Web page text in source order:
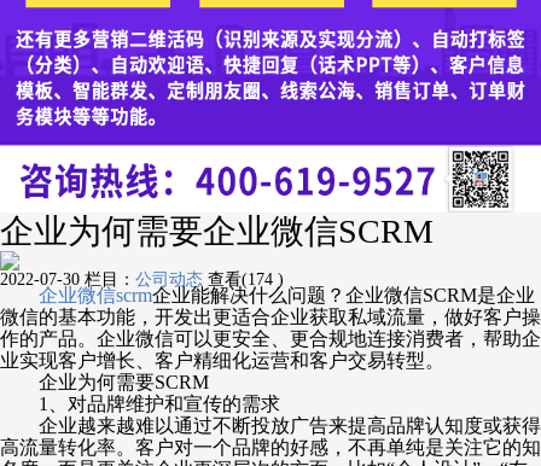
企业为何需要企业微信SCRM
2022-07-30 栏目： 公司动态 查看(174 )
企业微信scrm企业能解决什么问题？企业微信SCRM是企业
微信的基本功能，开发出更适合企业获取私域流量，做好客户操
作的产品。企业微信可以更安全、更合规地连接消费者，帮助企
业实现客户增长、客户精细化运营和客户交易转型。
企业为何需要SCRM
1、对品牌维护和宣传的需求
企业越来越难以通过不断投放广告来提高品牌认知度或获得
高流量转化率。客户对一个品牌的好感，不再单纯是关注它的知